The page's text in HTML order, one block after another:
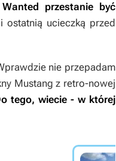
przestanie być
ucieczką przed
nie przepadam
Mustang z retro-nowej
tego, wiecie - w której